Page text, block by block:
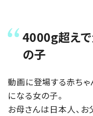
4000g超え
の子
動画に登場する赤ち
になる女の子。
お母さんは日本人、